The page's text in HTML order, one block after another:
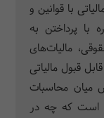
با قوانین و
با پرداختن به
مالیات‌های
قبول مالیاتی
میان محاسبات
است که چه در